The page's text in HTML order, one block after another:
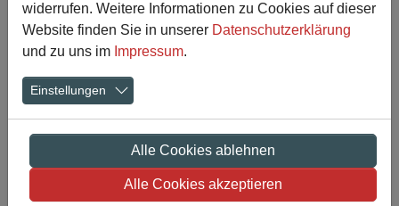
ZP 10 2025 - Auf geht´s in die Prüfungsphase!
Am kommenden Dienstag, dem 27. Mai 2025, fällt der
Zehntklässler im Fach Deutsch.
Überprüfung der Englischkenntnisse. Mit der Prüfung in
Mathematik am Donnerstag, dem 05. Juni 2025, ist es
dann auch geschafft und das Warten auf die Ergebnisse
widerrufen. Weitere Informationen zu Cookies auf dieser
Website finden Sie in unserer Datenschutzerklärung
und zu uns im Impressum.
Einstellungen
Alle Cookies ablehnen
Alle Cookies akzeptieren